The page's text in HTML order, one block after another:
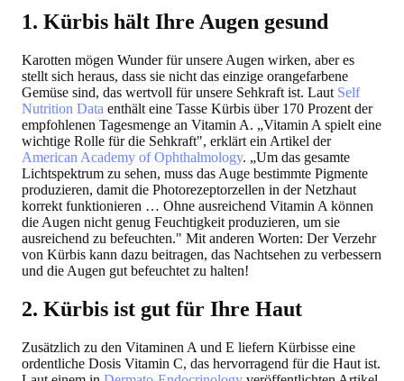
1. Kürbis hält Ihre Augen gesund
Karotten mögen Wunder für unsere Augen wirken, aber es
stellt sich heraus, dass sie nicht das einzige orangefarbene
Gemüse sind, das wertvoll für unsere Sehkraft ist. Laut Self
Nutrition Data enthält eine Tasse Kürbis über 170 Prozent der
empfohlenen Tagesmenge an Vitamin A. „Vitamin A spielt eine
wichtige Rolle für die Sehkraft", erklärt ein Artikel der
American Academy of Ophthalmology. „Um das gesamte
Lichtspektrum zu sehen, muss das Auge bestimmte Pigmente
produzieren, damit die Photorezeptorzellen in der Netzhaut
korrekt funktionieren … Ohne ausreichend Vitamin A können
die Augen nicht genug Feuchtigkeit produzieren, um sie
ausreichend zu befeuchten." Mit anderen Worten: Der Verzehr
von Kürbis kann dazu beitragen, das Nachtsehen zu verbessern
und die Augen gut befeuchtet zu halten!
2. Kürbis ist gut für Ihre Haut
Zusätzlich zu den Vitaminen A und E liefern Kürbisse eine
ordentliche Dosis Vitamin C, das hervorragend für die Haut ist.